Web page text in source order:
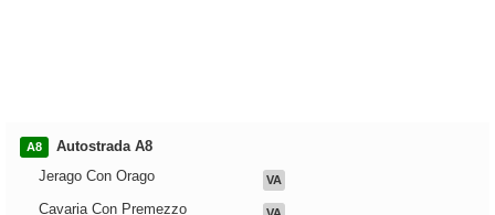
A8
Autostrada A8
Jerago Con Orago
VA
Cavaria Con Premezzo